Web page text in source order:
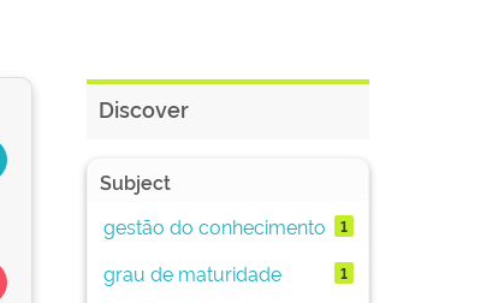
Discover
Subject
gestão do conhecimento
1
grau de maturidade 1